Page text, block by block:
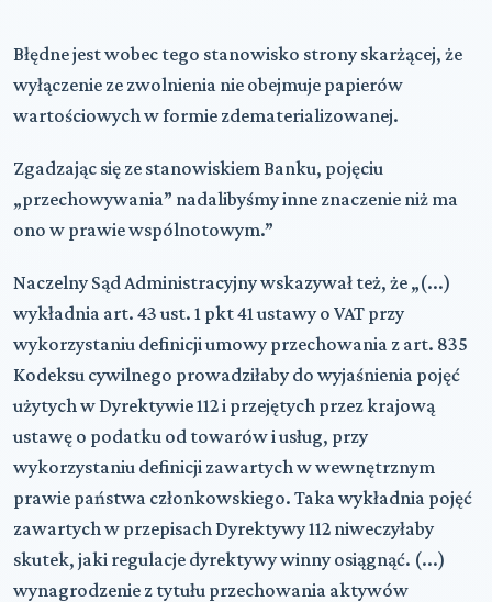
Błędne jest wobec tego stanowisko strony skarżącej, że
wyłączenie ze zwolnienia nie obejmuje papierów
wartościowych w formie zdematerializowanej.
Zgadzając się ze stanowiskiem Banku, pojęciu
„przechowywania” nadalibyśmy inne znaczenie niż ma
ono w prawie wspólnotowym.”
Naczelny Sąd Administracyjny wskazywał też, że „(...)
wykładnia art. 43 ust. 1 pkt 41 ustawy o VAT przy
wykorzystaniu definicji umowy przechowania z art. 835
Kodeksu cywilnego prowadziłaby do wyjaśnienia pojęć
użytych w Dyrektywie 112 i przejętych przez krajową
ustawę o podatku od towarów i usług, przy
wykorzystaniu definicji zawartych w wewnętrznym
prawie państwa członkowskiego. Taka wykładnia pojęć
zawartych w przepisach Dyrektywy 112 niweczyłaby
skutek, jaki regulacje dyrektywy winny osiągnąć. (...)
wynagrodzenie z tytułu przechowania aktywów